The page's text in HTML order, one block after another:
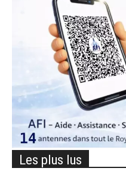
Les plus lus